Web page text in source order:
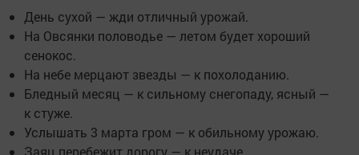
День сухой — жди отличный урожай.
На Овсянки половодье — летом будет хороший
сенокос.
На небе мерцают звезды — к похолоданию.
Бледный месяц — к сильному снегопаду, ясный —
к стуже.
Услышать 3 марта гром — к обильному урожаю.
Заяц перебежит дорогу — к неудаче.